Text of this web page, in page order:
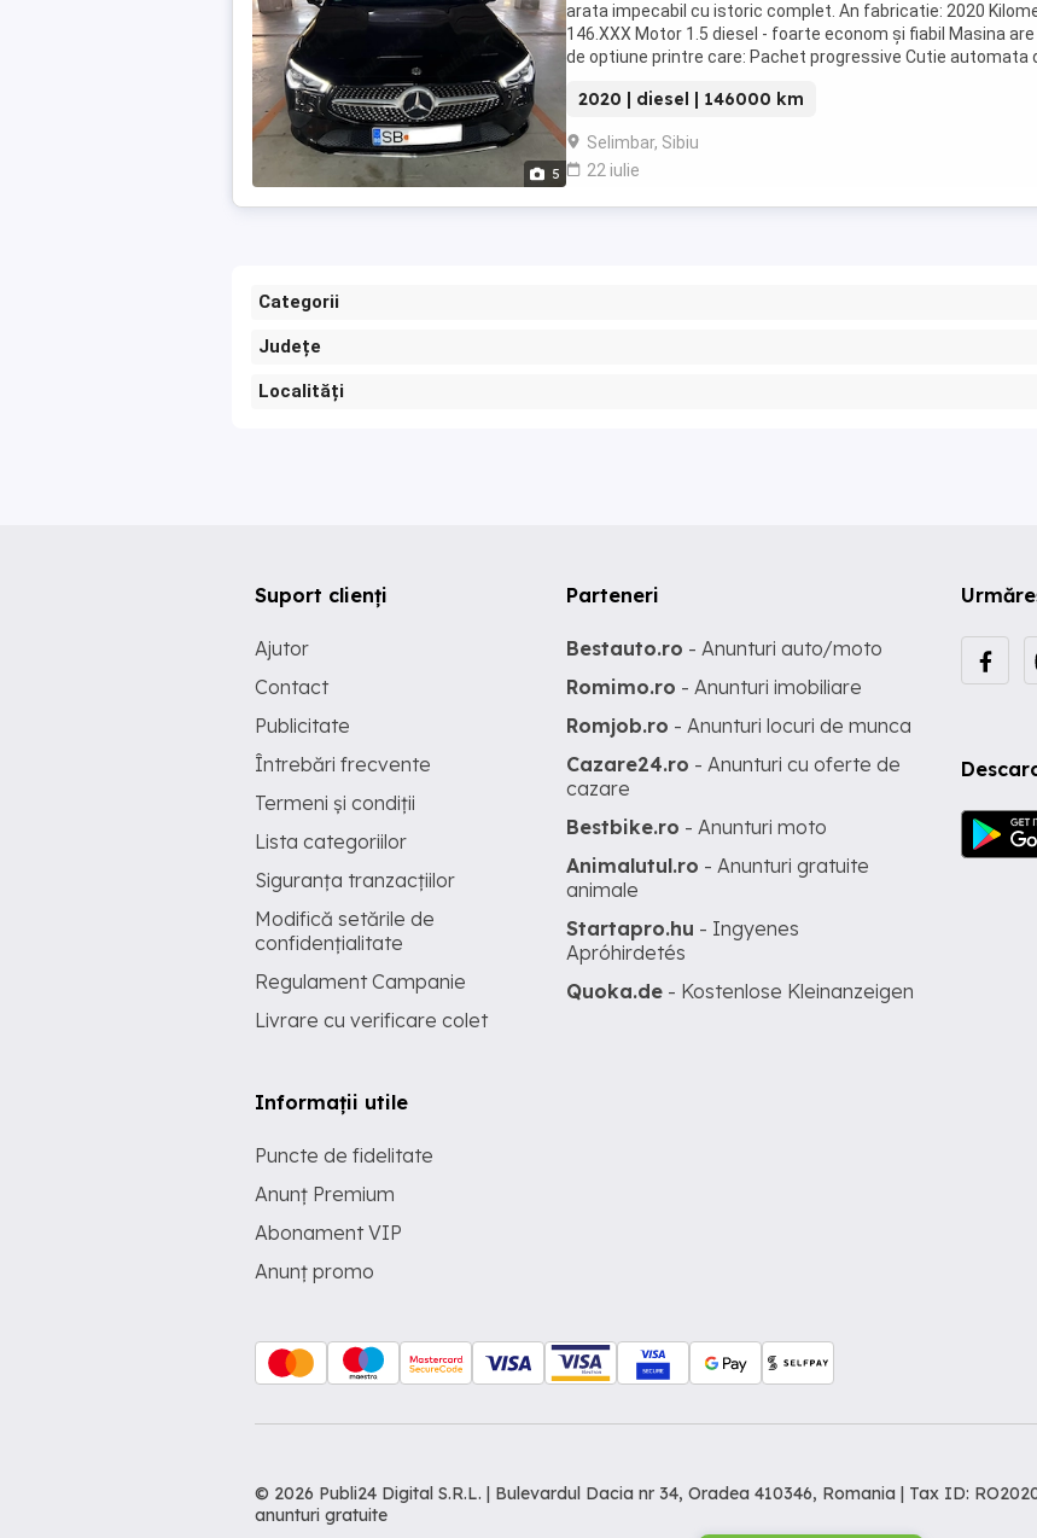
5
arata impecabil cu istoric complet. An fabricatie: 2020
146.XXX Motor 1.5 diesel - foarte econom și fiabil Masina
de optiune printre care: Pachet progressive Cutie automata
2020 | diesel | 146000 km
Selimbar, Sibiu
22 iulie
Categorii
Județe
Localități
Suport clienți
Ajutor
Contact
Publicitate
Întrebări frecvente
Termeni și condiții
Lista categoriilor
Siguranța tranzacțiilor
Modifică setările de
confidențialitate
Regulament Campanie
Livrare cu verificare colet
Informații utile
Puncte de fidelitate
Anunț Premium
Abonament VIP
Anunț promo
Parteneri
Bestauto.ro - Anunturi auto/moto
Romimo.ro - Anunturi imobiliare
Romjob.ro - Anunturi locuri de munca
Cazare24.ro - Anunturi cu oferte de
cazare
Bestbike.ro - Anunturi moto
Animalutul.ro - Anunturi gratuite
animale
Startapro.hu - Ingyenes
Apróhirdetés
Quoka.de - Kostenlose Kleinanzeigen
© 2026 Publi24 Digital S.R.L. | Bulevardul Dacia nr 34, Oradea 410346, Romania | Tax ID:
anunturi gratuite